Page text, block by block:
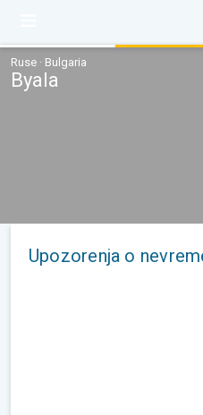
Ruse · Bulgaria
Byala
Upozorenja o